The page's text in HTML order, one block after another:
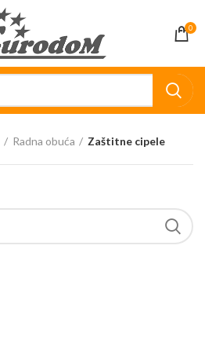
0
Radna obuća Zaštitne cipele